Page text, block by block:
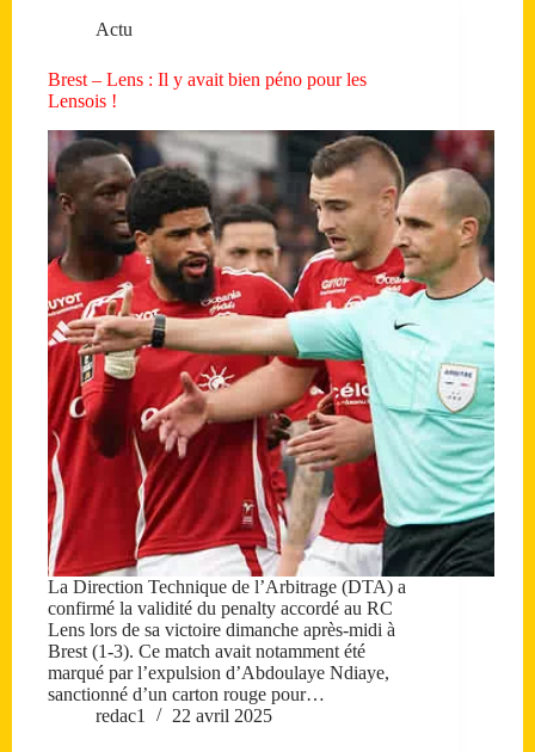
Actu
Brest – Lens : Il y avait bien péno pour les
Lensois !
La Direction Technique de l’Arbitrage (DTA) a
confirmé la validité du penalty accordé au RC
Lens lors de sa victoire dimanche après-midi à
Brest (1-3). Ce match avait notamment été
marqué par l’expulsion d’Abdoulaye Ndiaye,
sanctionné d’un carton rouge pour…
redac1
22 avril 2025